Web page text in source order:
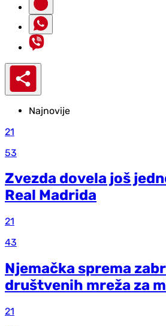
Najnovije
21
53
Zvezda dovela još
Real Madrida
21
43
Njemačka sprema
društvenih mreža za
21